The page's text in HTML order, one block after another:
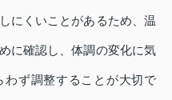
にくいことがあるため、温
に確認し、体調の変化に気
ず調整することが大切で